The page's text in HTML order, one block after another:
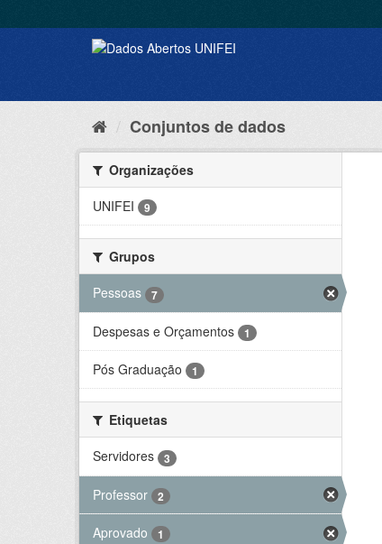
Conjuntos de dados
Organizações
UNIFEI
9
Grupos
Pessoas
7
Despesas e Orçamentos 1
Pós Graduação 1
Etiquetas
Servidores
3
Professor 2
Aprovado 1